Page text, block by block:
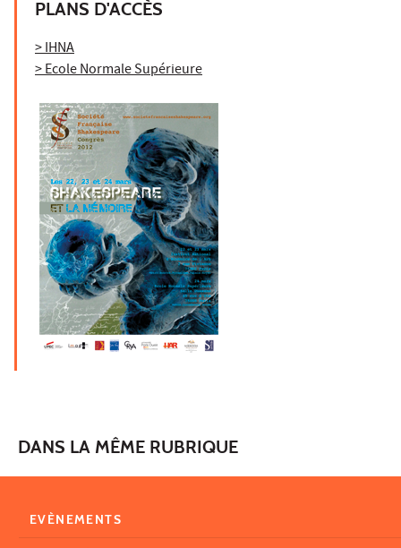
PLANS D'ACCÈS
> IHNA
> Ecole Normale Supérieure
DANS LA MÊME RUBRIQUE
EVÈNEMENTS